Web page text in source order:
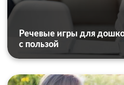
Речевые игры для
с пользой